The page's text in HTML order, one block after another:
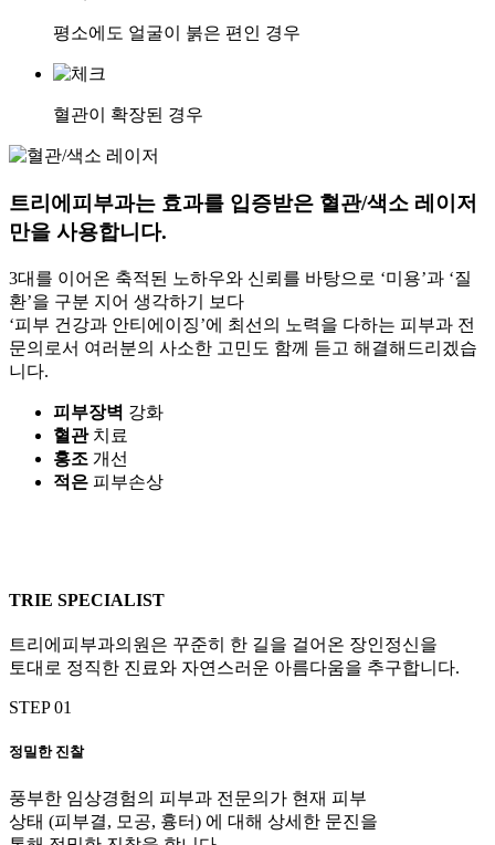
평소에도 얼굴이 붉은 편인 경우
혈관이 확장된 경우
트리에피부과는 효과를 입증받은 혈관/색소 레이저
만을 사용합니다.
3대를 이어온 축적된 노하우와 신뢰를 바탕으로 ‘미용’과 ‘질
환’을 구분 지어 생각하기 보다
‘피부 건강과 안티에이징’에 최선의 노력을 다하는 피부과 전
문의로서 여러분의 사소한 고민도 함께 듣고 해결해드리겠습
니다.
피부장벽 강화
혈관치료
홍조 개선
적은 피부손상
TRIE SPECIALIST
트리에피부과의원은 꾸준히 한 길을 걸어온 장인정신을
토대로 정직한 진료와 자연스러운 아름다움을 추구합니다.
STEP 01
정밀한 진찰
풍부한 임상경험의 피부과 전문의가 현재 피부
상태 (피부결, 모공, 흉터) 에 대해 상세한 문진을